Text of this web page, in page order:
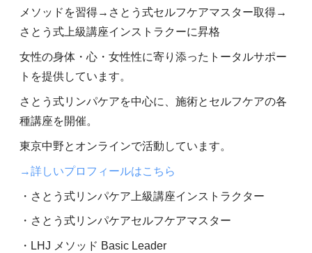
メソッドを習得→さとう式セルフケアマスター取得→
さとう式上級講座インストラクーに昇格
女性の身体・心・女性性に寄り添ったトータルサポー
トを提供しています。
さとう式リンパケアを中心に、施術とセルフケアの各
種講座を開催。
東京中野とオンラインで活動しています。
→詳しいプロフィールはこちら
・さとう式リンパケア上級講座インストラクター
・さとう式リンパケアセルフケアマスター
・LHJ メソッド Basic Leader